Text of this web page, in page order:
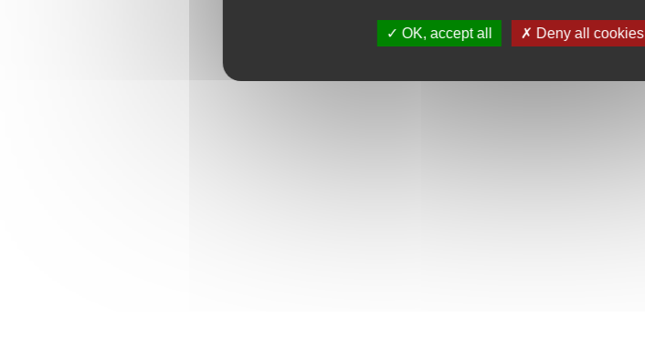
OK, accept all Deny all cookies